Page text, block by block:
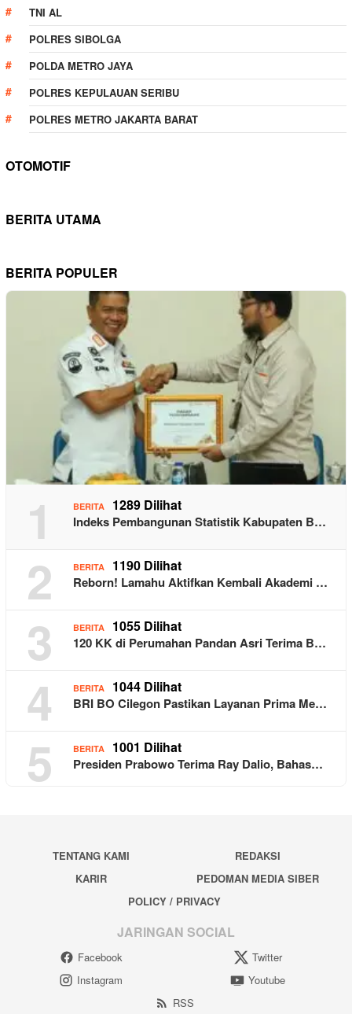
TNI AL
POLRES SIBOLGA
POLDA METRO JAYA
POLRES KEPULAUAN SERIBU
POLRES METRO JAKARTA BARAT
OTOMOTIF
BERITA UTAMA
BERITA POPULER
1 BERITA 1289 Dilihat
Indeks Pembangunan Statistik Kabupaten B…
2 BERITA 1190 Dilihat
Reborn! Lamahu Aktifkan Kembali Akademi …
3 BERITA 1055 Dilihat
120 KK di Perumahan Pandan Asri Terima B…
4 BERITA 1044 Dilihat
BRI BO Cilegon Pastikan Layanan Prima Me…
5 BERITA 1001 Dilihat
Presiden Prabowo Terima Ray Dalio, Bahas…
TENTANG KAMI
REDAKSI
KARIR
PEDOMAN MEDIA SIBER
POLICY / PRIVACY
JARINGAN SOCIAL
Facebook
Twitter
Instagram
Youtube
RSS